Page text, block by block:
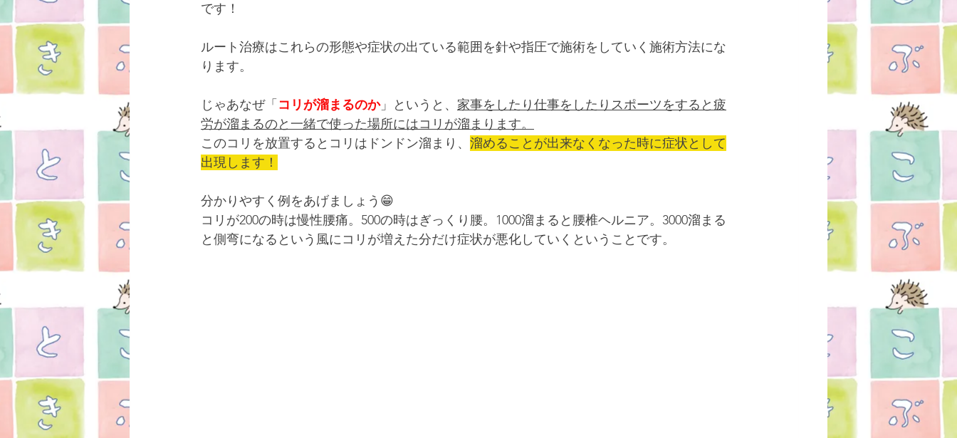
です！
ルート治療はこれらの形態や症状の出ている範囲を針や指圧で施術をしていく施術方法にな
ります。
じゃあなぜ「 コリが溜まるのか」というと、 家事をしたり仕事をしたりスポーツをすると疲
労が溜まるのと一緒で使った場所にはコリが溜まります。
このコリを放置するとコリはドンドン溜まり、 溜めることが出来なくなった時に症状として
出現します！
分かりやすく例をあげましょう😁
コリが200の時は慢性腰痛。500の時はぎっくり腰。1000溜まると腰椎ヘルニア。3000溜まる
と側弯になるという風にコリが増えた分だけ症状が悪化していくということです。